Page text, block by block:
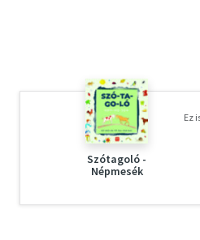
fontos átbeszélni a
zsinórvezetés technikáját.
A kártyacsomagokat a
két csoportba soroltuk:
Szótagoló -
Népmesék
Ez